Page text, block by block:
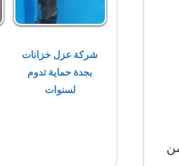
شركة عزل خزانات
بجدة حماية تدوم
لسنوات